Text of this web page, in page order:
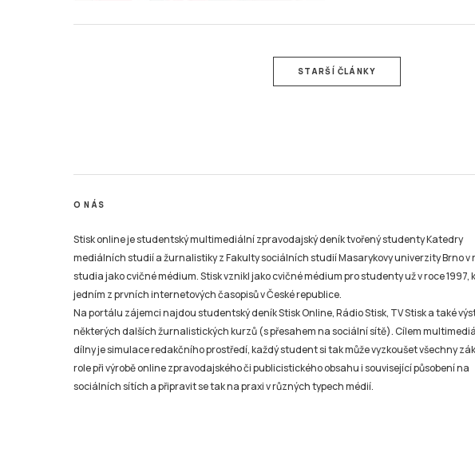
STARŠÍ ČLÁNKY
O NÁS
Stisk online je studentský multimediální zpravodajský deník tvořený studenty Katedry
mediálních studií a žurnalistiky z Fakulty sociálních studií Masarykovy univerzity Brno v
studia jako cvičné médium. Stisk vznikl jako cvičné médium pro studenty už v roce 1997,
jedním z prvních internetových časopisů v České republice.
Na portálu zájemci najdou studentský deník Stisk Online, Rádio Stisk, TV Stisk a také
některých dalších žurnalistických kurzů (s přesahem na sociální sítě). Cílem
dílny je simulace redakčního prostředí, každý student si tak může vyzkoušet všechny
role při výrobě online zpravodajského či publicistického obsahu i související působení na
sociálních sítích a připravit se tak na praxi v různých typech médií.